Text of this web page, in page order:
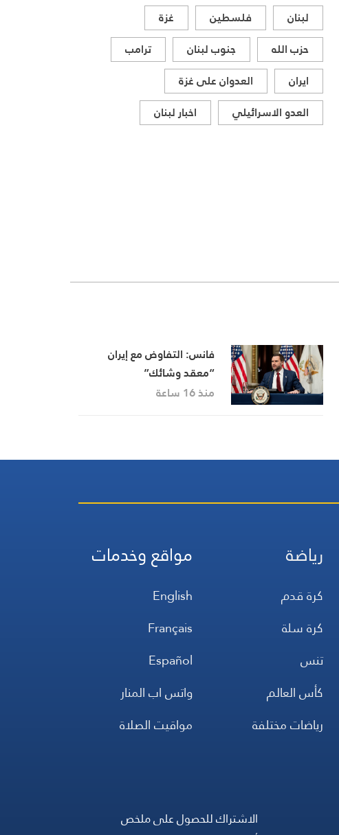
لبنان فلسطين
غزة
حزب الله
جنوب لبنان
ترامب
ايران
العدوان على غزة
العدو الاسرائيلي
اخبار لبنان
فانس: التفاوض مع إيران
“معقد وشائك”
منذ 16 ساعة
رياضة
كرة قدم
كرة سلة
تنس
كأس العالم
رياضات مختلفة
مواقع وخدمات
English
Français
Español
واتس اب المنار
مواقيت الصلاة
الاشتراك للحصول على ملخص